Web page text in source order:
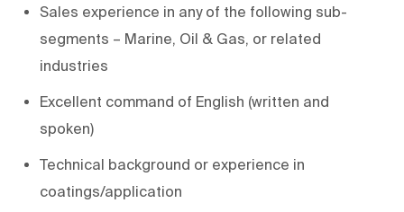
Sales experience in any of the following sub-
segments – Marine, Oil & Gas, or related
industries
Excellent command of English (written and
spoken)
Technical background or experience in
coatings/application